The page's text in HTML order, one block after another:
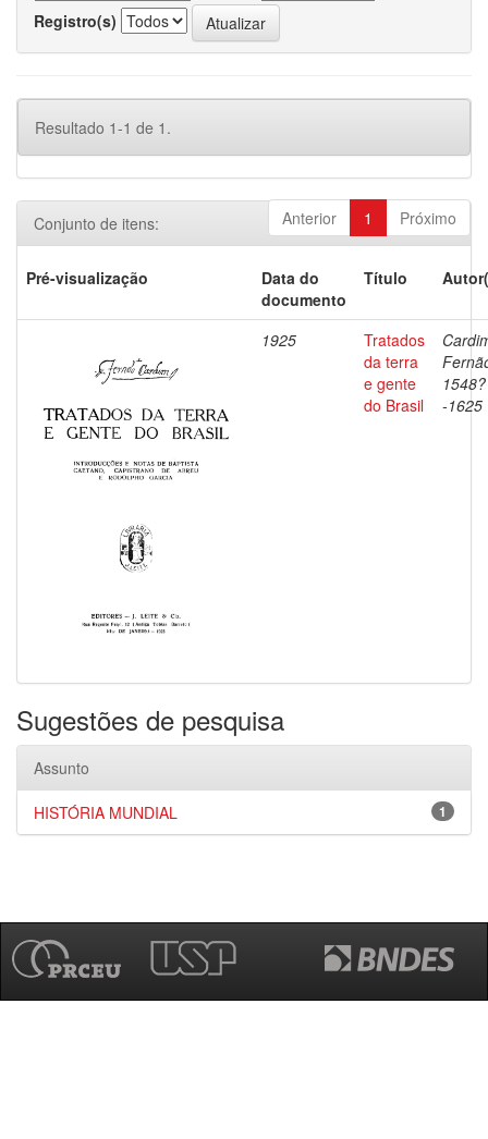
Registro(s)
Resultado 1-1 de 1.
Anterior 1 Próximo
Conjunto de itens:
Pré-visualização
Data do
documento
Título
1925
Tratados
da terra
e gente
do Brasil
1548?
-1625
Sugestões de pesquisa
Assunto
1
HISTÓRIA MUNDIAL